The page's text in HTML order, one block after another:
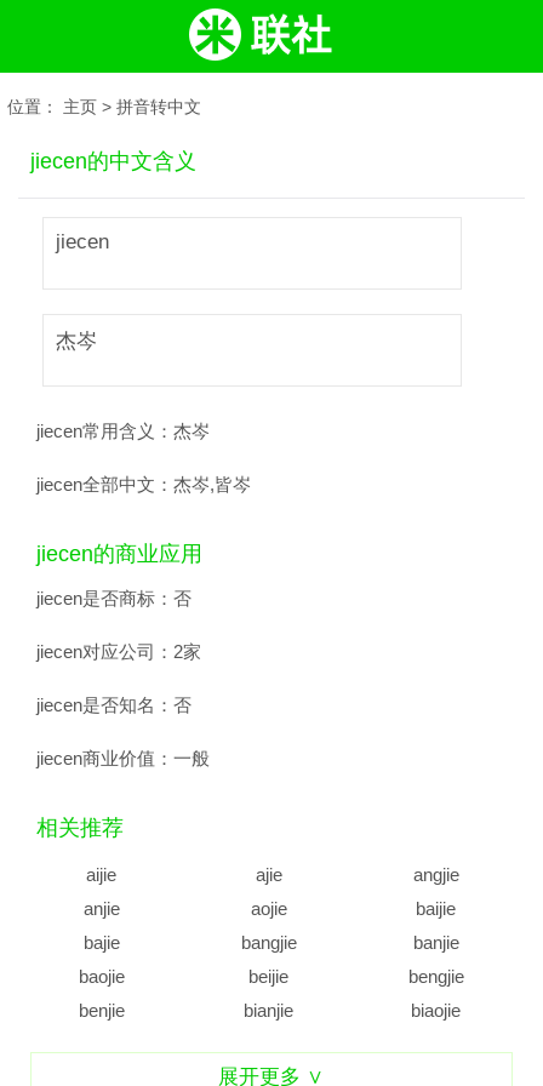
位置： 主页 > 拼音转中文
jiecen的中文含义
jiecen
杰岑
jiecen常用含义： 杰岑
jiecen全部中文： 杰岑,皆岑
jiecen的商业应用
jiecen是否商标： 否
jiecen对应公司： 2家
jiecen是否知名： 否
jiecen商业价值： 一般
相关推荐
aijie ajie
angjie
anjie
aojie
baijie
bajie
bangjie
banjie
baojie
beijie
bengjie
benjie
bianjie
biaojie
bojie
展开更多 ∨